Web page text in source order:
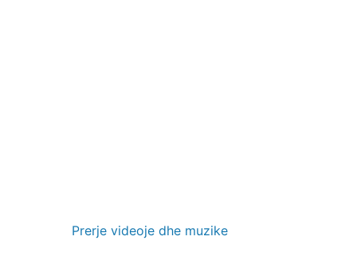
Prerje videoje dhe muzike